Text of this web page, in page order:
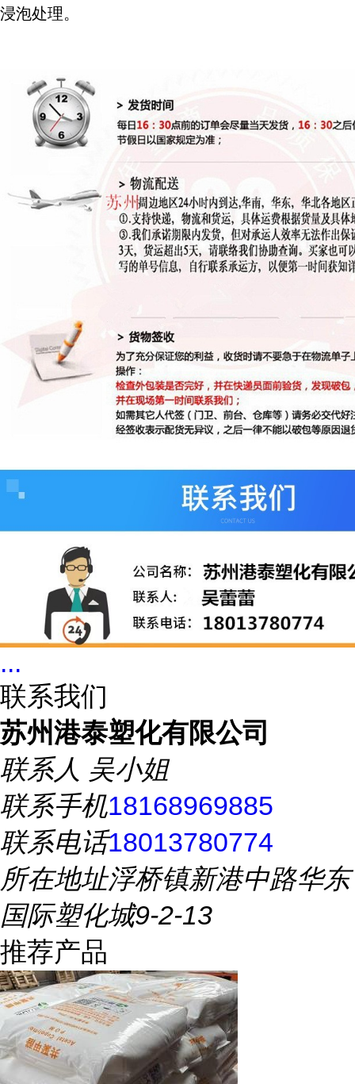
浸泡处理。
...
联系我们
苏州港泰塑化有限公司
联系人 吴小姐
联系手机18168969885
联系电话18013780774
所在地址浮桥镇新港中路华东
国际塑化城9-2-13
推荐产品